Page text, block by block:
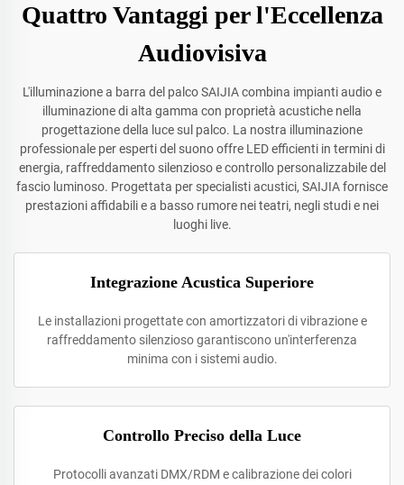
Quattro Vantaggi per l'Eccellenza
Audiovisiva
L'illuminazione a barra del palco SAIJIA combina impianti audio e
illuminazione di alta gamma con proprietà acustiche nella
progettazione della luce sul palco. La nostra illuminazione
professionale per esperti del suono offre LED efficienti in termini di
energia, raffreddamento silenzioso e controllo personalizzabile del
fascio luminoso. Progettata per specialisti acustici, SAIJIA fornisce
prestazioni affidabili e a basso rumore nei teatri, negli studi e nei
luoghi live.
Integrazione Acustica Superiore
Le installazioni progettate con amortizzatori di vibrazione e
raffreddamento silenzioso garantiscono un'interferenza
minima con i sistemi audio.
Controllo Preciso della Luce
Protocolli avanzati DMX/RDM e calibrazione dei colori